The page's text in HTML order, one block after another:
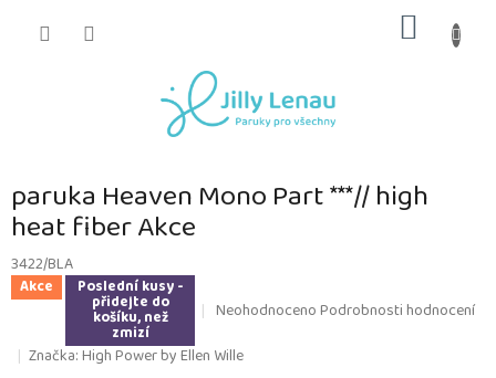
KOŠÍK
paruka Heaven Mono Part ***// high
heat fiber Akce
3422/BLA
Akce Poslední kusy -
přidejte do
košíku, než
zmizí
Průměrné
produktu
NeohodnocenoPodrobnosti hodnocení
Značka:High Power by Ellen Wille